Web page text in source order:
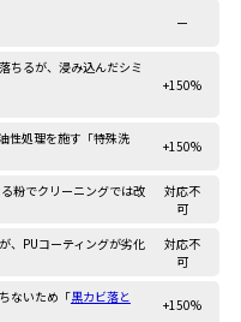
ー
ちるが、浸み込んだシミ
+150%
性処理を施す「特殊洗
+150%
粉でクリーニングでは改
対応不
可
、PUコーティングが劣化
対応不
可
ないため「黒カビ落と
+150%